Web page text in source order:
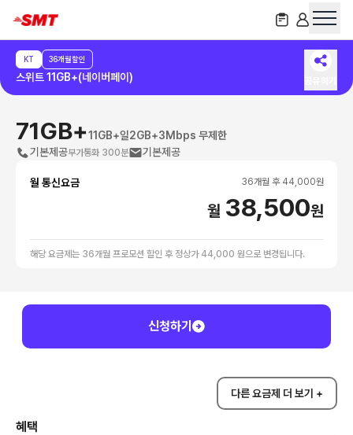
KT 36개월할인
스위트 11GB+(네이버페이)
71GB+11GB+일2GB+3Mbps 무제한
기본제공부가통화 300분 기본제공
월 통신요금 36개월 후 44,000원
월 38,500원
해당 요금제는 36개월 프로모션 할인 후 정상가 44,000 원으로 변경됩니다.
신청하기
다른 요금제 더 보기 +
혜택